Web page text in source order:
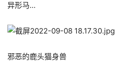
异形马…
邪恶的鹿头猫身兽